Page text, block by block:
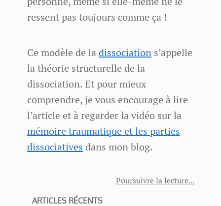
ressent pas toujours comme ça !
Ce modèle de ladissociation s’appelle
la théorie structurelle de la
dissociation. Et pour mieux
comprendre, je vous encourage à lire
l’article et à regarder la vidéo sur la
mémoire traumatique et les parties
dissociatives dans mon blog.
Poursuivre la lecture
ARTICLES RÉCENTS